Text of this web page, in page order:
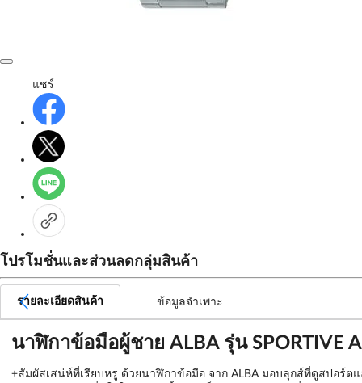
แชร์
โปรโมชั่นและส่วนลดกลุ่มสินค้า
รายละเอียดสินค้า ข้อมูลจำเพาะ
นาฬิกาข้อมือผู้ชาย ALBA รุ่น SPORTIVE
+สัมผัสเสน่ห์ที่เรียบหรู ด้วยนาฬิกาข้อมือ จาก ALBA มอบลุกส์ที่ดูสปอร์